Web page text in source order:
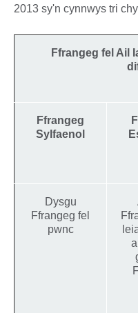
2013 sy'n cynnwys tri
Ffrangeg fel Ail
Ffrangeg
Sylfaenol
Dysgu
Ffrangeg fel
pwnc